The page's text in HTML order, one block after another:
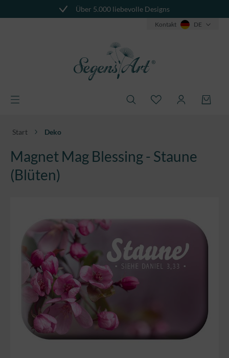
Über 5.000 liebevolle Designs
Kontakt DE
Start Deko
Magnet Mag Blessing - Staune
(Blüten)